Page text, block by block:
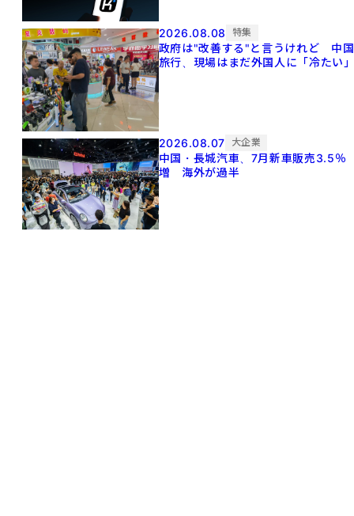
2026.08.08 特集
政府は"改善する"と言うけれど 中国
旅行、現場はまだ外国人に「冷たい
2026.08.07 大企業
中国・長城汽車、7月新車販売3.5％
増 海外が過半